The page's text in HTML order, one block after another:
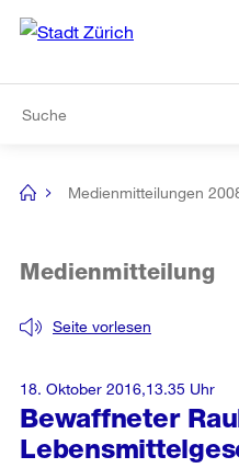
Navigation
[no
Medienmitteilungen
Bewaffneter
Seite vorlesen
Medienmitteilung
18. Oktober 2016,13.35 Uhr